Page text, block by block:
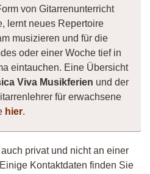
von Gitarrenunterricht
lernt neues Repertoire
musizieren und für die
oder einer Woche tief in
eintauchen. Eine Übersicht
Viva Musikferien und der
für erwachsene
hier.
privat und nicht an einer
Kontaktdaten finden Sie